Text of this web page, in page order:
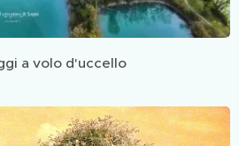
a volo d'uccello